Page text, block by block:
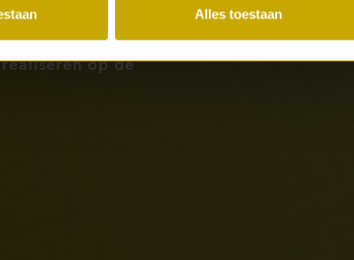
Alles toestaan
op de